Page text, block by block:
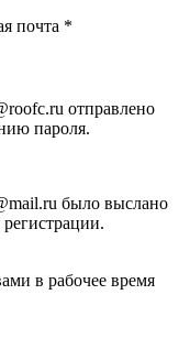
почта *
отправлено
пароля.
было выслано
в рабочее время